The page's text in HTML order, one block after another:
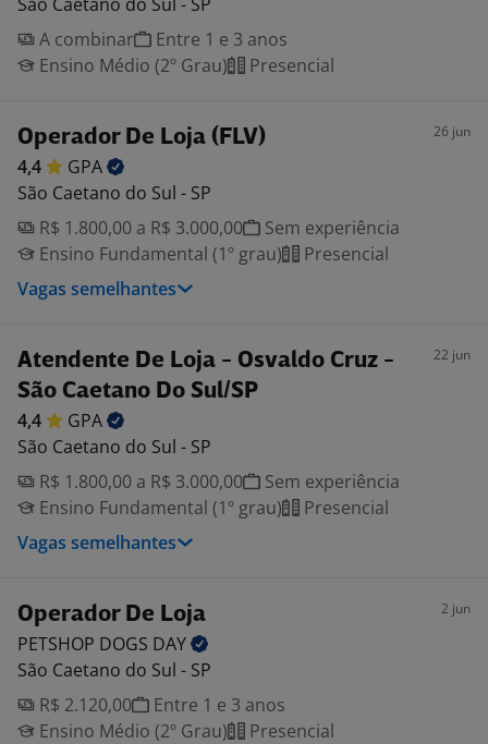
A combinar
Entre 1 e 3 anos
Ensino Médio (2º Grau)
Presencial
Operador De Loja (FLV) 26 jun
4,4
GPA
São Caetano do Sul - SP
R$ 1.800,00 a R$ 3.000,00
Sem experiência
Ensino Fundamental (1º grau)
Presencial
Vagas semelhantes
Atendente De Loja - Osvaldo Cruz -
São Caetano Do Sul/SP
22 jun
4,4
GPA
São Caetano do Sul - SP
R$ 1.800,00 a R$ 3.000,00
Sem experiência
Ensino Fundamental (1º grau)
Presencial
Vagas semelhantes
Operador De Loja 2 jun
PETSHOP DOGS DAY
São Caetano do Sul - SP
R$ 2.120,00
Entre 1 e 3 anos
Ensino Médio (2º Grau)
Presencial